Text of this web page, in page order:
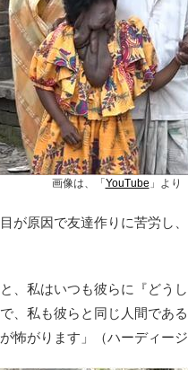
画像は、「 YouTube 」より
が原因で友達作りに苦労し
、私はいつも彼らに『どう
、私も彼らと同じ人間であ
怖がります」（ハーディージ